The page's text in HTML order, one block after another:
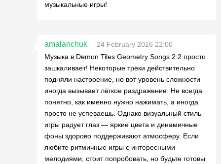
музыкальные игры!
amalanchuk
24 February 2026 22:00
Музыка в Demon Tiles Geometry Songs 2.2 просто
зашкаливает! Некоторые треки действительно
подняли настроение, но вот уровень сложности
иногда вызывает лёгкое раздражение. Не всегда
понятно, как именно нужно нажимать, а иногда
просто не успеваешь. Однако визуальный стиль
игры радует глаз — яркие цвета и динамичные
фоны здорово поддерживают атмосферу. Если
любите ритмичные игры с интересными
мелодиями, стоит попробовать, но будьте готовы